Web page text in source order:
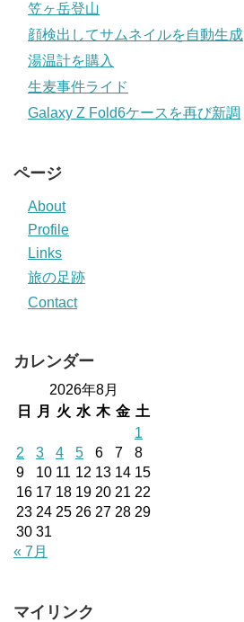
笠ヶ岳登山
顔検出してサムネイルを自動生成
湯温計を購入
生麦事件ライド
Galaxy Z Fold6ケースを再び新調
ページ
About
Profile
Links
旅の足跡
Contact
カレンダー
2026年8月
日
月 火 水 木 金 土
1
2
3 4 5 6 7
8
9
10 11 12 13 14 15
16 17 18 19 20 21 22
23 24 25 26 27 28 29
30 31
« 7月
マイリンク